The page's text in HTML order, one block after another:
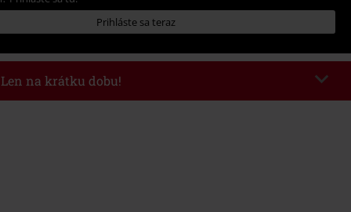
Prihláste sa teraz
Len na krátku dobu!